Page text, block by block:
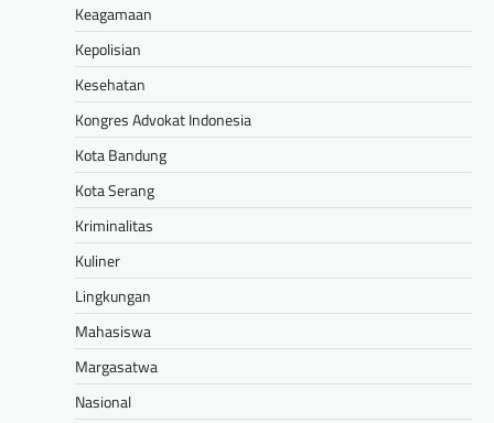
Keagamaan
Kepolisian
Kesehatan
Kongres Advokat Indonesia
Kota Bandung
Kota Serang
Kriminalitas
Kuliner
Lingkungan
Mahasiswa
Margasatwa
Nasional